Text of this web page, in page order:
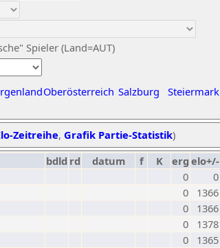
Spieler (Land=AUT)
Oberösterreich Salzburg Steiermark
Zeitreihe, Grafik Partie-Statistik)
bdld rd datum f K erg elo+/-
0
0
0
1366
0
1366
0
1378
0
1365